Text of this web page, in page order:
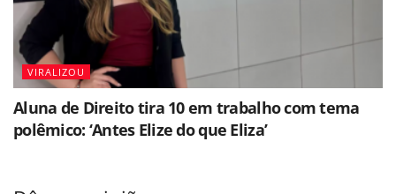
VIRALIZOU
Aluna de Direito tira 10 em trabalho com tema
polêmico: ‘Antes Elize do que Eliza’